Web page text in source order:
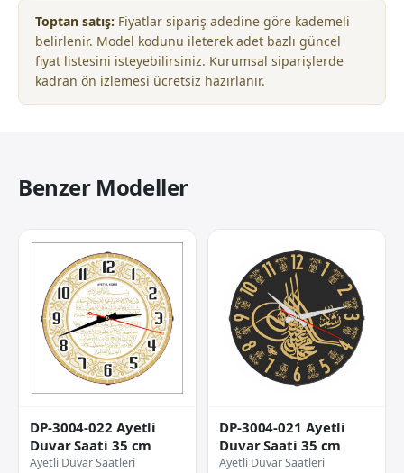
Toptan satış: Fiyatlar sipariş adedine göre kademeli
belirlenir. Model kodunu ileterek adet bazlı güncel
fiyat listesini isteyebilirsiniz. Kurumsal siparişlerde
kadran ön izlemesi ücretsiz hazırlanır.
Benzer Modeller
DP-3004-022 Ayetli
Duvar Saati 35 cm
Ayetli Duvar Saatleri
DP-3004-021 Ayetli
Duvar Saati 35 cm
Ayetli Duvar Saatleri